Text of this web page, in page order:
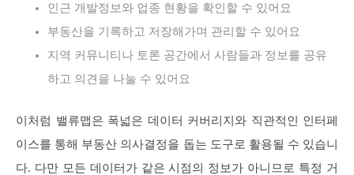
인근 개발정보와 업종 현황을 확인할 수 있어요
부동산을 기록하고 저장해가며 관리할 수 있어요
지역 커뮤니티나 토론 공간에서 사람들과 정보를 공유
하고 의견을 나눌 수 있어요
이처럼 밸류맵은 폭넓은 데이터 커버리지와 직관적인 인터페
이스를 통해 부동산 의사결정을 돕는 도구로 활용될 수 있습니
다. 다만 모든 데이터가 같은 시점의 정보가 아니므로 특정 거